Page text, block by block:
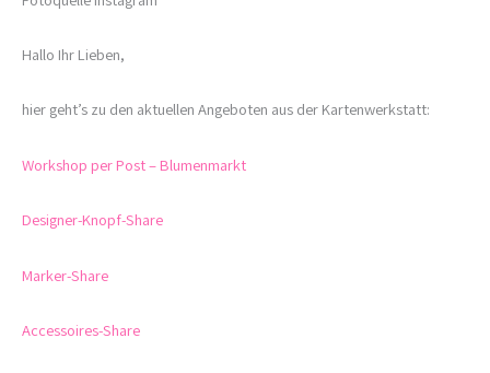
Hallo Ihr Lieben,
hier geht’s zu den aktuellen Angeboten aus der Kartenwerkstatt:
Workshop per Post – Blumenmarkt
Designer-Knopf-Share
Marker-Share
Accessoires-Share